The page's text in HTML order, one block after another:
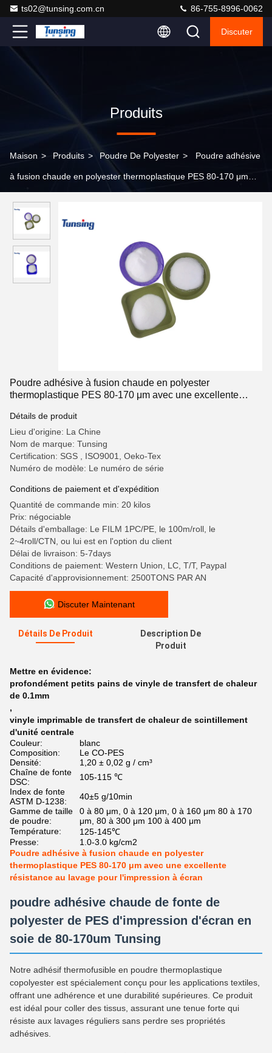
ts02@tunsing.com.cn 86-755-8996-0062
Discuter
Produits
Maison > Produits > Poudre De Polyester > Poudre adhésive
à fusion chaude en polyester thermoplastique PES 80-170 μm
écran
Poudre adhésive à fusion chaude en polyester
thermoplastique PES 80-170 μm avec une excellente
Détails de produit
Lieu d'origine: La Chine
Nom de marque: Tunsing
Certification: SGS , ISO9001, Oeko-Tex
Numéro de modèle: Le numéro de série
Conditions de paiement et d'expédition
Quantité de commande min: 20 kilos
Prix: négociable
Détails d'emballage: Le FILM 1PC/PE, le 100m/roll, le
2~4roll/CTN, ou lui est en l'option du client
Délai de livraison: 5-7days
Conditions de paiement: Western Union, LC, T/T, Paypal
Capacité d'approvisionnement: 2500TONS PAR AN
Discuter Maintenant
Détails De Produit
Description De
Produit
Mettre en évidence:
profondément petits pains de vinyle de transfert de chaleur
de 0.1mm
,
vinyle imprimable de transfert de chaleur de scintillement
d'unité centrale
Couleur:
blanc
Composition:
Le CO-PES
Densité:
1,20 ± 0,02 g / cm³
Chaîne de fonte
DSC:
105-115 ℃
Index de fonte
ASTM D-1238:
40±5 g/10min
Gamme de taille
de poudre:
0 à 80 μm, 0 à 120 μm, 0 à 160 μm 80 à 170
μm, 80 à 300 μm 100 à 400 μm
Température:
125-145℃
Presse:
1.0-3.0 kg/cm2
Poudre adhésive à fusion chaude en polyester
thermoplastique PES 80-170 μm avec une excellente
résistance au lavage pour l'impression à écran
poudre adhésive chaude de fonte de
polyester de PES d'impression d'écran en
soie de 80-170um Tunsing
Notre adhésif thermofusible en poudre thermoplastique
copolyester est spécialement conçu pour les applications textiles,
offrant une adhérence et une durabilité supérieures. Ce produit
est idéal pour coller des tissus, assurant une tenue forte qui
résiste aux lavages réguliers sans perdre ses propriétés
adhésives.